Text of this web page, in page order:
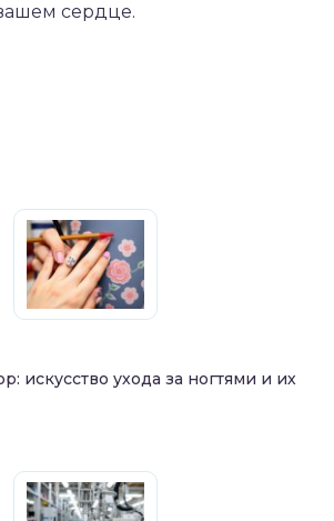
сердце.
искусство ухода за ногтями и их